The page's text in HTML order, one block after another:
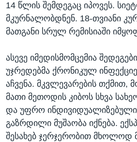
14 წლის შემდეგაც იპოვეს.
მკურნალობდნენ. 18-თვიანი
მათგანი სრულ რემისიაში
ასევე იმედისმომცემია
უჯრედებმა ქრონიკულ
აჩვენა. მკვლევარების თქმით,
მათი მეთოდის კიბოს სხვა
და უფრო ინდივიდუალიზებული
გაზრდილი მუშაობა იქნება.
შესახებ ჯერჯერობით მხოლოდ